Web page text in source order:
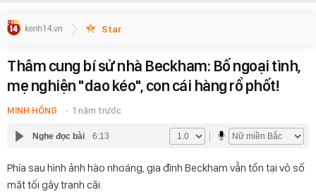
Star
Thâm cung bí sử nhà Beckham: Bố ngoại tình,
mẹ nghiện "dao kéo", con cái hàng rổ phốt!
MINH HỒNG 1 năm trước
Nghe đọc bài 6:13
Phía sau hình ảnh hào nhoáng, gia đình Beckham vẫn tồn tại vô số
mặt tối gây tranh cãi.